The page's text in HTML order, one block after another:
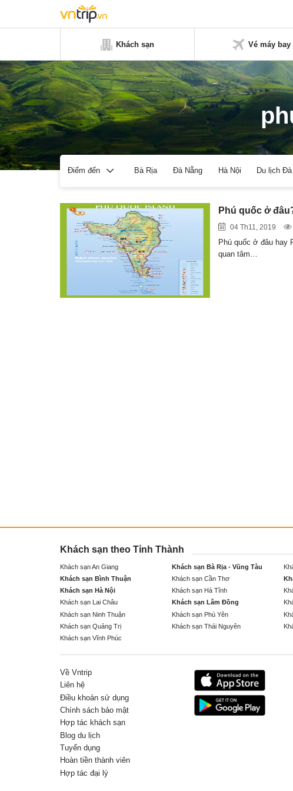
Khách sạn Vé máy bay
Điểm đến Bà Rịa Đà Nẵng Hà Nội Du lịch
Phú quốc ở
04 Th11, 2019
Phú quốc ở đâu hay
quan tâm…
Khách sạn theo Tỉnh Thành
Khách sạn An Giang Khách sạn Bà Rịa - Vũng Tàu
Khách sạn Bình Thuận
Khách sạn Cần Thơ
Khách sạn Hà Nội
Khách sạn Hà Tĩnh
Khách sạn Lai Châu
Khách sạn Lâm Đồng
Khách sạn Ninh Thuận
Khách sạn Phú Yên
Khách sạn Quảng Trị
Khách sạn Thái Nguyên
Khách sạn Vĩnh Phúc
Về Vntrip
Liên hệ
Điều khoản sử dụng
Chính sách bảo mật
Hợp tác khách sạn
Blog du lịch
Tuyển dụng
Hoàn tiền thành viên
Hợp tác đại lý